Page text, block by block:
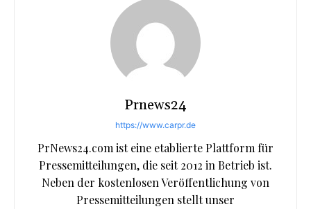
Prnews24
https://www.carpr.de
PrNews24.com ist eine etablierte Plattform für
Pressemitteilungen, die seit 2012 in Betrieb ist.
Neben der kostenlosen Veröffentlichung von
Pressemitteilungen stellt unser